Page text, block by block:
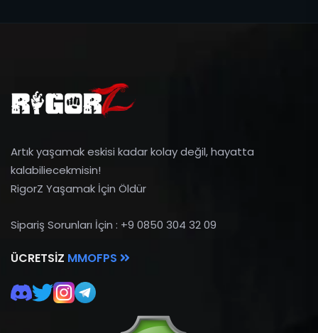
Artık yaşamak eskisi kadar kolay değil, hayatta
kalabiliecekmisin!
RigorZ Yaşamak İçin Öldür
Sipariş Sorunları İçin : +9 0850 304 32 09
ÜCRETSIZ MMOFPS